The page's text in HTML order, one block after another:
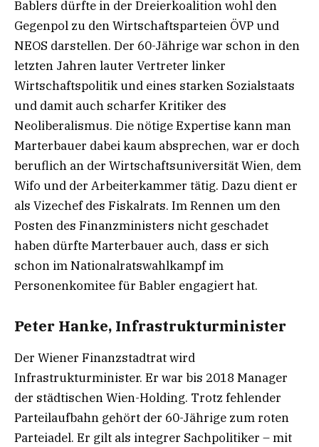
Bablers dürfte in der Dreierkoalition wohl den
Gegenpol zu den Wirtschaftsparteien ÖVP und
NEOS darstellen. Der 60-Jährige war schon in den
letzten Jahren lauter Vertreter linker
Wirtschaftspolitik und eines starken Sozialstaats
und damit auch scharfer Kritiker des
Neoliberalismus. Die nötige Expertise kann man
Marterbauer dabei kaum absprechen, war er doch
beruflich an der Wirtschaftsuniversität Wien, dem
Wifo und der Arbeiterkammer tätig. Dazu dient er
als Vizechef des Fiskalrats. Im Rennen um den
Posten des Finanzministers nicht geschadet
haben dürfte Marterbauer auch, dass er sich
schon im Nationalratswahlkampf im
Personenkomitee für Babler engagiert hat.
Peter Hanke, Infrastrukturminister
Der Wiener Finanzstadtrat wird
Infrastrukturminister. Er war bis 2018 Manager
der städtischen Wien-Holding. Trotz fehlender
Parteilaufbahn gehört der 60-Jährige zum roten
Parteiadel. Er gilt als integrer Sachpolitiker – mit